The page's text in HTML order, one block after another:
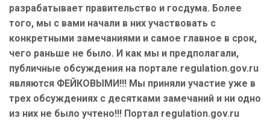
разрабатывает правительство и госдума. Более
того, мы с вами начали в них участвовать с
конкретными замечаниями и самое главное в срок,
чего раньше не было. И как мы и предполагали,
публичные обсуждения на портале regulation.gov.ru
являются ФЕЙКОВЫМИ!!! Мы приняли участие уже в
трех обсуждениях с десятками замечаний и ни одно
из них не было учтено!!! Портал regulation.gov.ru